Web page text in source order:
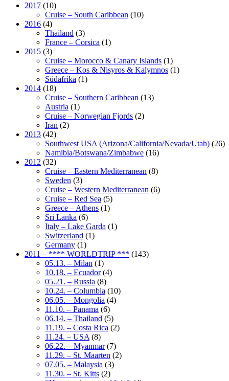
2017 (10)
Cruise – South Caribbean (10)
2016 (4)
Thailand (3)
France – Corsica (1)
2015 (3)
Cruise – Morocco & Canary Islands (1)
Greece – Kos & Nisyros & Kalymnos (1)
Südafrika (1)
2014 (18)
Cruise – Southern Caribbean (13)
Austria (1)
Cruise – Norwegian Fjords (2)
Iran (2)
2013 (42)
Southwest USA (Arizona/California/Nevada/Utah) (26)
Namibia/Botswana/Zimbabwe (16)
2012 (32)
Cruise – Eastern Mediterranean (8)
Sweden (3)
Cruise – Western Mediterranean (6)
Cruise – Red Sea (5)
Greece – Athens (1)
Sri Lanka (6)
Italy – Lake Garda (1)
Switzerland (1)
Germany (1)
2011 – **** WORLDTRIP *** (143)
05.13. – Milan (1)
10.18. – Ecuador(4)
05.21. – Russia (8)
10.24. – Columbia (10)
06.05. – Mongolia (4)
11.10. – Panama (6)
06.14. – Thailand (5)
11.19. – Costa Rica (2)
11.24. – USA (8)
06.22. – Myanmar(7)
11.29. – St. Maarten (2)
07.05. – Malaysia (3)
11.30. – St. Kitts (2)